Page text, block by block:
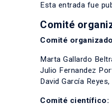
Esta entrada fue
Comité
Comité
Marta Gallardo
Julio Fernandez
David García
Comité científico: